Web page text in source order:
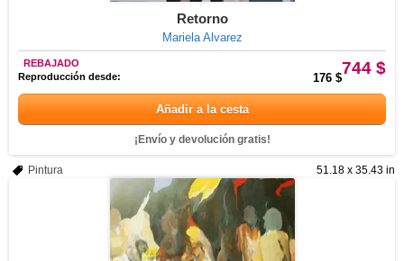
Retorno
Mariela Alvarez
744 $
REBAJADO
Reproducción desde:
176 $
Añadir a la cesta
¡Envío y devolución gratis!
51.18 x 35.43 in
Pintura